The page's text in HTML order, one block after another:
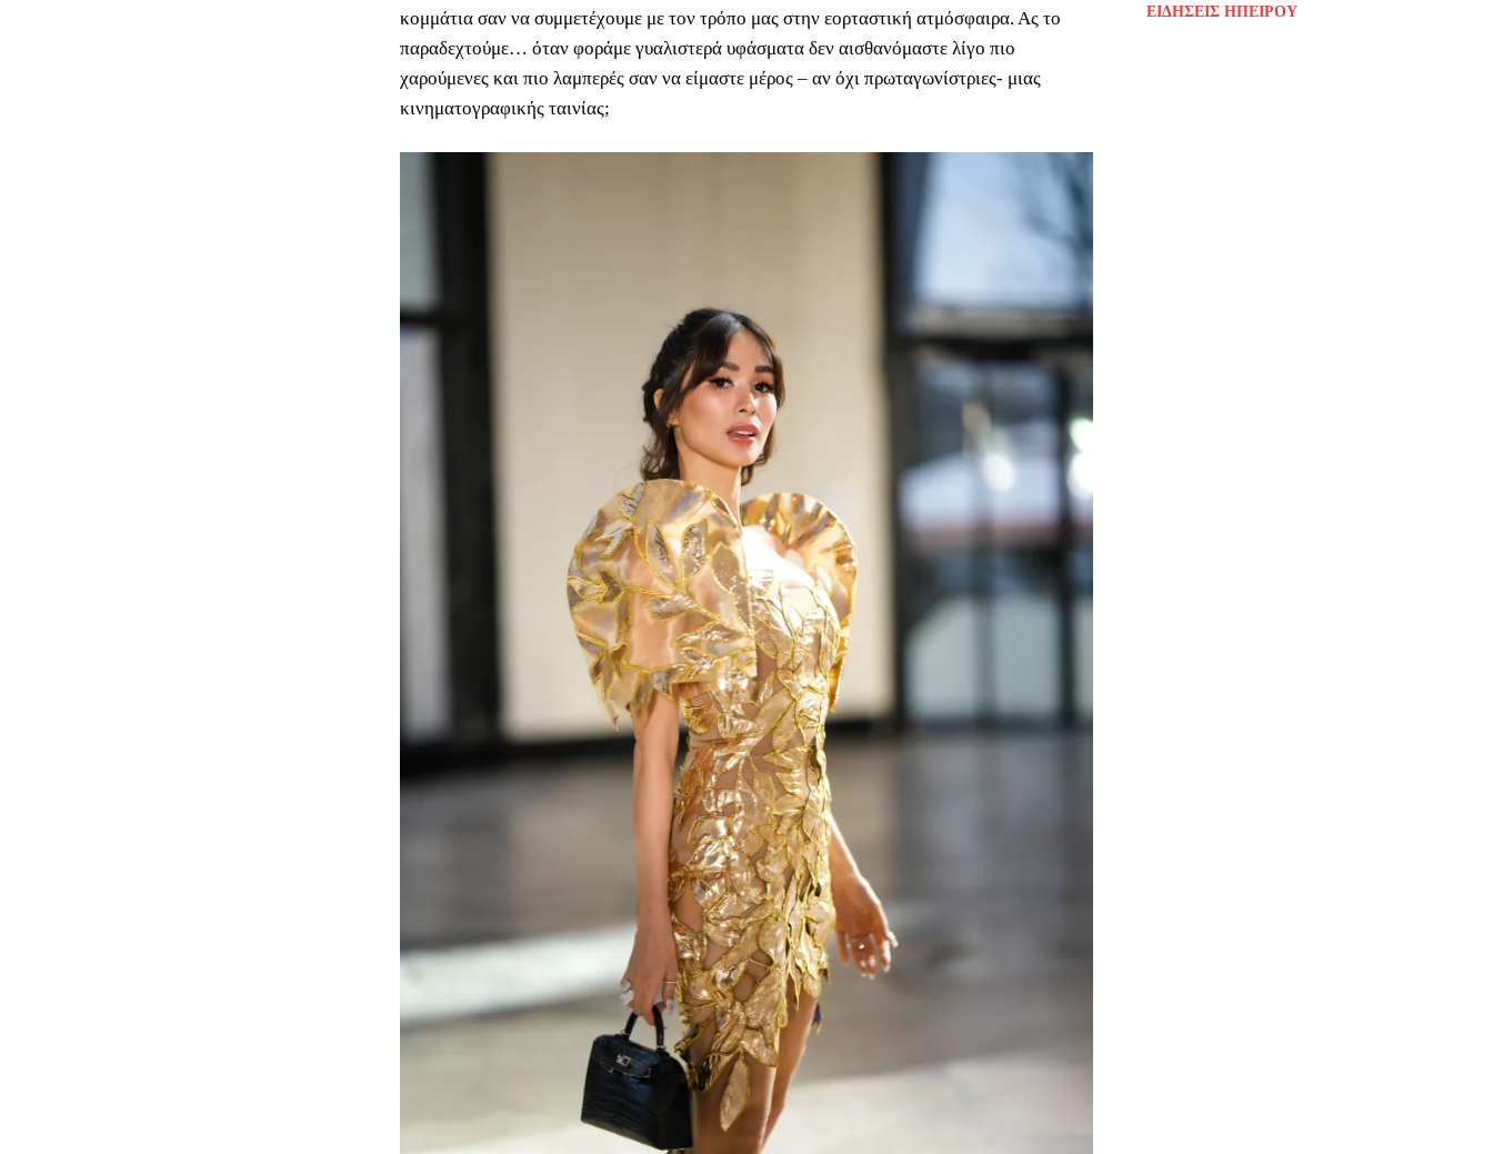
κομμάτια σαν να συμμετέχουμε με τον τρόπο μας στην εορταστική ατμόσφαιρα. Ας το
παραδεχτούμε… όταν φοράμε γυαλιστερά υφάσματα δεν αισθανόμαστε λίγο πιο
χαρούμενες και πιο λαμπερές σαν να είμαστε μέρος – αν όχι πρωταγωνίστριες- μιας
κινηματογραφικής ταινίας;
ΕΙΔΉΣΕΙΣ ΗΠΕΊΡΟΥ